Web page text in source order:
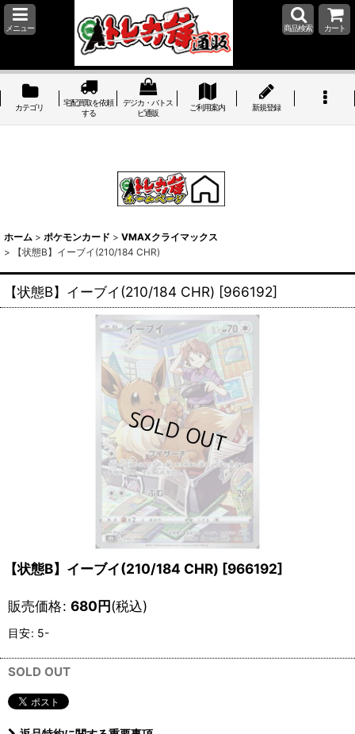
メニュー 商品検索 カート
カテゴリ
宅配買取を依頼
する
デジカ・バトス
ピ通販
ご利用案内 新規登録
ホーム > ポケモンカード > VMAXクライマックス
>
【状態B】イーブイ(210/184 CHR)
【状態B】イーブイ(210/184 CHR) [966192]
【状態B】イーブイ(210/184 CHR) [966192]
販売価格: 680円(税込)
目安: 5-
SOLD OUT